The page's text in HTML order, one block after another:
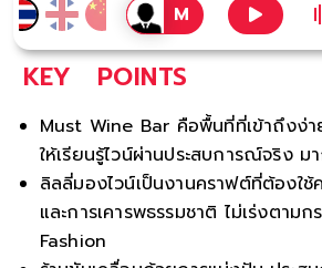
KEY POINTS
Must Wine Bar คือพื้นที่ที่เข้าถึงง่
ให้เรียนรู้ไวน์ผ่านประสบการณ์จริง
ลิลลี่มองไวน์เป็นงานคราฟต์ที่ต้องใ
และการเคารพธรรมชาติ ไม่เร่งตาม
Fashion